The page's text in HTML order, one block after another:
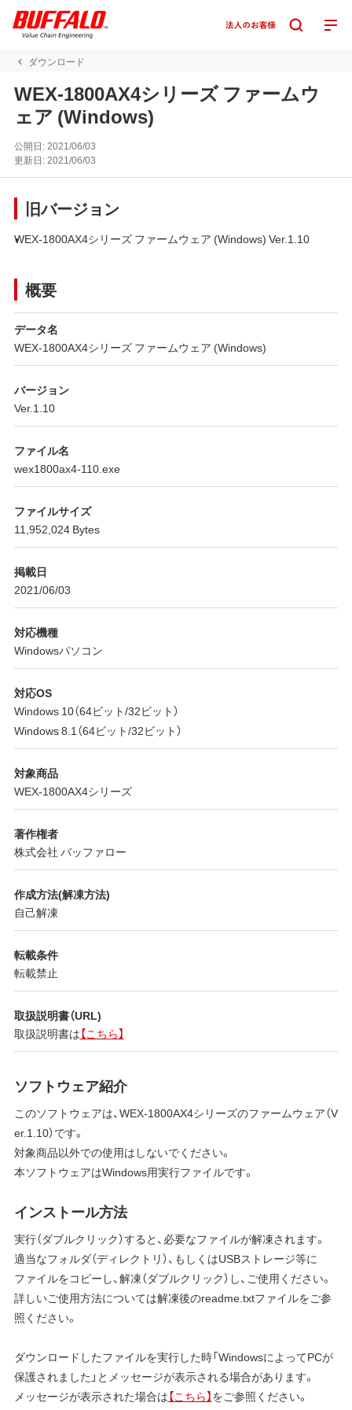
ダウンロード
WEX-1800AX4シリーズ ファームウ
ェア (Windows)
公開日:2021/06/03
更新日:2021/06/03
旧バージョン
WEX-1800AX4シリーズ ファームウェア (Windows) Ver.1.10
概要
データ名
WEX-1800AX4シリーズ ファームウェア (Windows)
バージョン
Ver.1.10
ファイル名
wex1800ax4-110.exe
ファイルサイズ
11,952,024 Bytes
掲載日
2021/06/03
対応機種
Windowsパソコン
対応OS
Windows 10（64ビット/32ビット）
Windows 8.1（64ビット/32ビット）
対象商品
WEX-1800AX4シリーズ
著作権者
株式会社 バッファロー
作成方法(解凍方法)
自己解凍
転載条件
転載禁止
取扱説明書（URL)
取扱説明書は【こちら】
ソフトウェア紹介
このソフトウェアは、WEX-1800AX4シリーズのファームウェア（V
er.1.10）です。
対象商品以外での使用はしないでください。
本ソフトウェアはWindows用実行ファイルです。
インストール方法
実行（ダブルクリック）すると、必要なファイルが解凍されます。
適当なフォルダ（ディレクトリ）、もしくはUSBストレージ等に
ファイルをコピーし、解凍（ダブルクリック）し、ご使用ください。
詳しいご使用方法については解凍後のreadme.txtファイルをご参
照ください。
ダウンロードしたファイルを実行した時「WindowsによってPCが
保護されました」とメッセージが表示される場合があります。
メッセージが表示された場合は【こちら】をご参照ください。